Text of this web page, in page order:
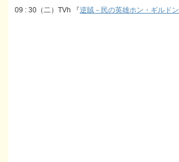
09 : 30（二）TVh 『逆賊－民の英雄ホン・ギルドン